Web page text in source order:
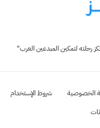
لتمكين المبدعين العرب"
الخصوصية
شروط الإستخدام